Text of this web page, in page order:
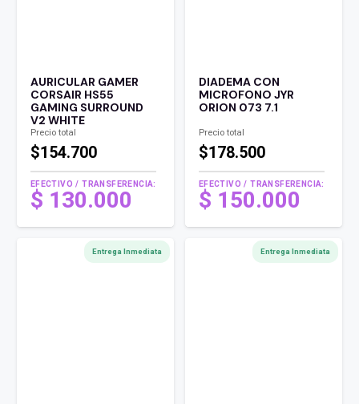
AURICULAR GAMER
CORSAIR HS55
GAMING SURROUND
V2 WHITE
Precio total
$154.700
EFECTIVO / TRANSFERENCIA:
$ 130.000
DIADEMA CON
MICROFONO JYR
ORION 073 7.1
Precio total
$178.500
EFECTIVO / TRANSFERENCIA:
$ 150.000
Entrega Inmediata Entrega Inmediata